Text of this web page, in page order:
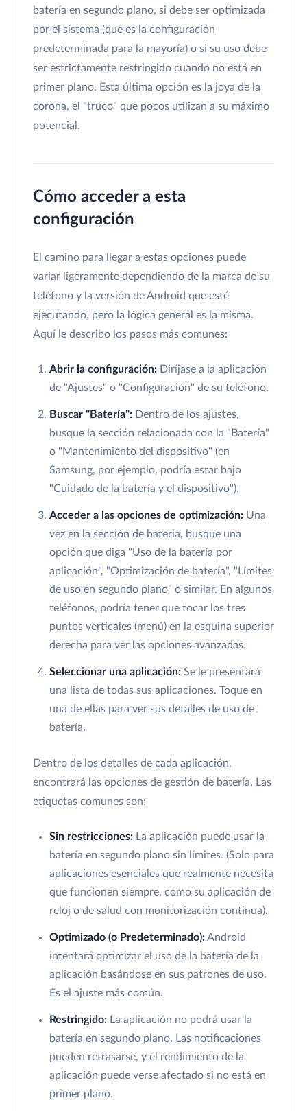
batería en segundo plano, si debe ser optimizada
por el sistema (que es la configuración
predeterminada para la mayoría) o si su uso debe
ser estrictamente restringido cuando no está en
primer plano. Esta última opción es la joya de la
corona, el "truco" que pocos utilizan a su máximo
potencial.
Cómo acceder a esta
configuración
El camino para llegar a estas opciones puede
variar ligeramente dependiendo de la marca de su
teléfono y la versión de Android que esté
ejecutando, pero la lógica general es la misma.
Aquí le describo los pasos más comunes:
Abrir la configuración: Diríjase a la aplicación
de "Ajustes" o "Configuración" de su teléfono.
Buscar "Batería": Dentro de los ajustes,
busque la sección relacionada con la "Batería"
o "Mantenimiento del dispositivo" (en
Samsung, por ejemplo, podría estar bajo
"Cuidado de la batería y el dispositivo").
Acceder a las opciones de optimización: Una
vez en la sección de batería, busque una
opción que diga "Uso de la batería por
aplicación", "Optimización de batería", "Límites
de uso en segundo plano" o similar. En algunos
teléfonos, podría tener que tocar los tres
puntos verticales (menú) en la esquina superior
derecha para ver las opciones avanzadas.
Seleccionar una aplicación: Se le presentará
una lista de todas sus aplicaciones. Toque en
una de ellas para ver sus detalles de uso de
batería.
Dentro de los detalles de cada aplicación,
encontrará las opciones de gestión de batería. Las
etiquetas comunes son:
Sin restricciones: La aplicación puede usar la
batería en segundo plano sin límites. (Solo para
aplicaciones esenciales que realmente necesita
que funcionen siempre, como su aplicación de
reloj o de salud con monitorización continua).
Optimizado (o Predeterminado):Android
intentará optimizar el uso de la batería de la
aplicación basándose en sus patrones de uso.
Es el ajuste más común.
Restringido: La aplicación no podrá usar la
batería en segundo plano. Las notificaciones
pueden retrasarse, y el rendimiento de la
aplicación puede verse afectado si no está en
primer plano.